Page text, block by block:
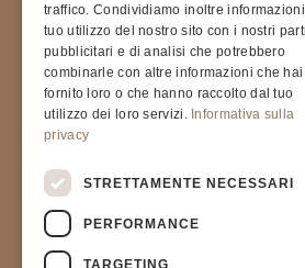
Rimani sempre aggiornato sulle novità
Accetto l'informativa sulla
PIVA 9237823791
Privacy Policy
Condizioni generali di vendita
traffico. Condividiamo inoltre informazioni
tuo utilizzo del nostro sito con i nostri
pubblicitari e di analisi che potrebbero
combinarle con altre informazioni che hai
fornito loro o che hanno raccolto dal tuo
utilizzo dei loro servizi. Informativa sulla
privacy
STRETTAMENTE NECESSARI
PERFORMANCE
TARGETING